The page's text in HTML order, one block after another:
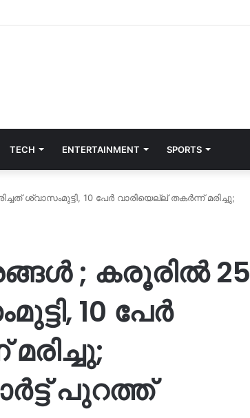
TECH ENTERTAINMENT SPORTS
ശ്വാസംമുട്ടി, 10 പേർ വാരിയെല്ല് തകർന്ന് മരിച്ചു;
; കരൂരിൽ 25
10 പേർ
പുറത്ത്